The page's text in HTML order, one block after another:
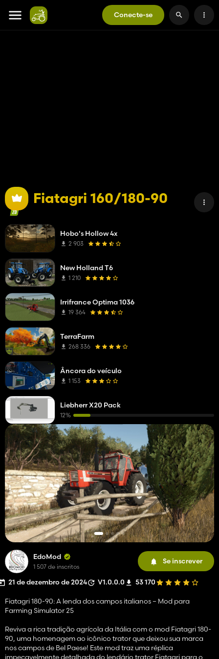
Conecte-se
Fiatagri 160/180-90
EdoMod
1 507 de inscritos
Se inscrever
21 de dezembro de 2024 V1.0.0.0 53 170
Fiatagri 180-90: A lenda dos campos italianos – Mod para
Farming Simulator 25
Reviva a rica tradição agrícola da Itália com o mod Fiatagri 180-
90, uma homenagem ao icônico trator que deixou sua marca
nos campos de Bel Paese! Este mod traz uma réplica
impecavelmente detalhada do lendário trator Fiatagri para o
Hobo's Hollow 4x
2 903
New Holland T6
1 210
Irrifrance Optima 1036
19 364
TerraFarm
268 336
Âncora do veículo
1 153
Liebherr X20 Pack
12%